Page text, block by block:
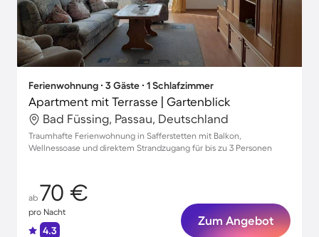
Ferienwohnung ∙ 3 Gäste ∙ 1 Schlafzimmer
Apartment mit Terrasse | Gartenblick
Bad Füssing, Passau, Deutschland
Traumhafte Ferienwohnung in Safferstetten mit Balkon,
Wellnessoase und direktem Strandzugang für bis zu 3 Personen
ab 70 €
pro Nacht
4.3
Zum Angebot